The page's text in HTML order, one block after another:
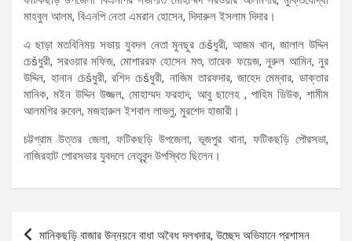
মাহবুল আলম, বিএনপি নেতা এমরান হোসেন, দিদারুল ইসলাম দিদার।
এ ছাড়া মতবিনিময় সভায় যুবদল নেতা মুনছুর চেšধুরী, আজম খান, জালাল উদ্দিন
চেšধুরী, সরওয়ার মফিজ, মোশাররফ হোসেন মশু, তারেক ফয়েজ, নুরুল আমিন, নুর
উদ্দিন, হানান চেšধুরী, রশিদ চেšধুরী, নাজিম তারফদার, জাহেদ মেম্বার, ডাক্তার
মানিক, মইন উদ্দিন উজ্জল, মোহাম্মদ ফরহাদ, আবু ছালেহ , পাহিম ডিউক, শামীম
আলমগির রুবেল, মজহারুল ইশবাল লাভলু, মুরশেদ হাজারী।
চট্টগ্রাম উত্তর জেলা, ফটিকছড়ি উপজেলা, ভূজপুর থানা, ফটিকছড়ি পৌরসভা,
নাজিরহাট পোরসভার যুবদলে নেতৃবৃন্দ উপস্থিত ছিলেন।
Post
মানিকছড়ি বাজার উন্নয়নে বাধা অবৈধ দলখদার, উচ্ছেদ অভিযানে প্রশাসন